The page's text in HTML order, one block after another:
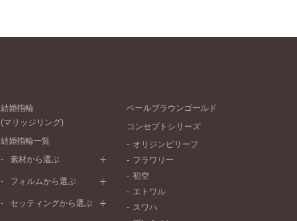
結婚指輪
(マリッジリング)
結婚指輪一覧
素材から選ぶ
プラチナ
ピンクゴールド
フォルムから選ぶ
ストレートライン
セッティングから選ぶ
ペールブラウンゴールド
コンセプトシリーズ
オリジンビリーフ
フラワリー
初空
エトワル
スワハ